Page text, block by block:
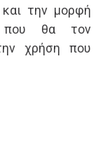
την μορφή
που θα τον
χρήση που